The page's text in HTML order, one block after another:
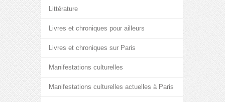
Littérature
Livres et chroniques pour ailleurs
Livres et chroniques sur Paris
Manifestations culturelles
Manifestations culturelles actuelles à Paris